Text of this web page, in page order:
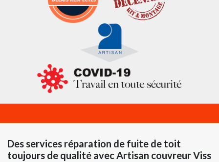
Des services réparation de fuite de toit
toujours de qualité avec Artisan couvreur Viss